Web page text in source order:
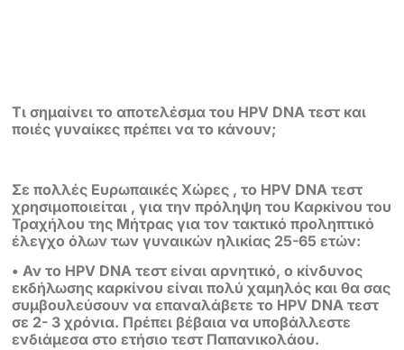
Τι σημαίνει το αποτελέσμα του HPV DNA τεστ και
ποιές γυναίκες πρέπεινα το κάνουν;
Σε πολλές Ευρωπαικές Χώρες , το HPV DNA τεστ
χρησιμοποιείται , για τηνπρόληψη του Καρκίνου του
Τραχήλου της Μήτρας για τον τακτικό προληπτικό
έλεγχο όλων των γυναικών ηλικίας 25-65 ετών:
• Αν το HPV DNA τεστ είναι αρνητικό, ο κίνδυνος
εκδήλωσης καρκίνουείναι πολύ χαμηλός και θα σας
συμβουλεύσουν να επαναλάβετε το HPV DNAτεστ
σε 2- 3 χρόνια. Πρέπει βέβαια να υποβάλλεστε
ενδιάμεσα στο ετήσιοτεστ Παπανικολάου.